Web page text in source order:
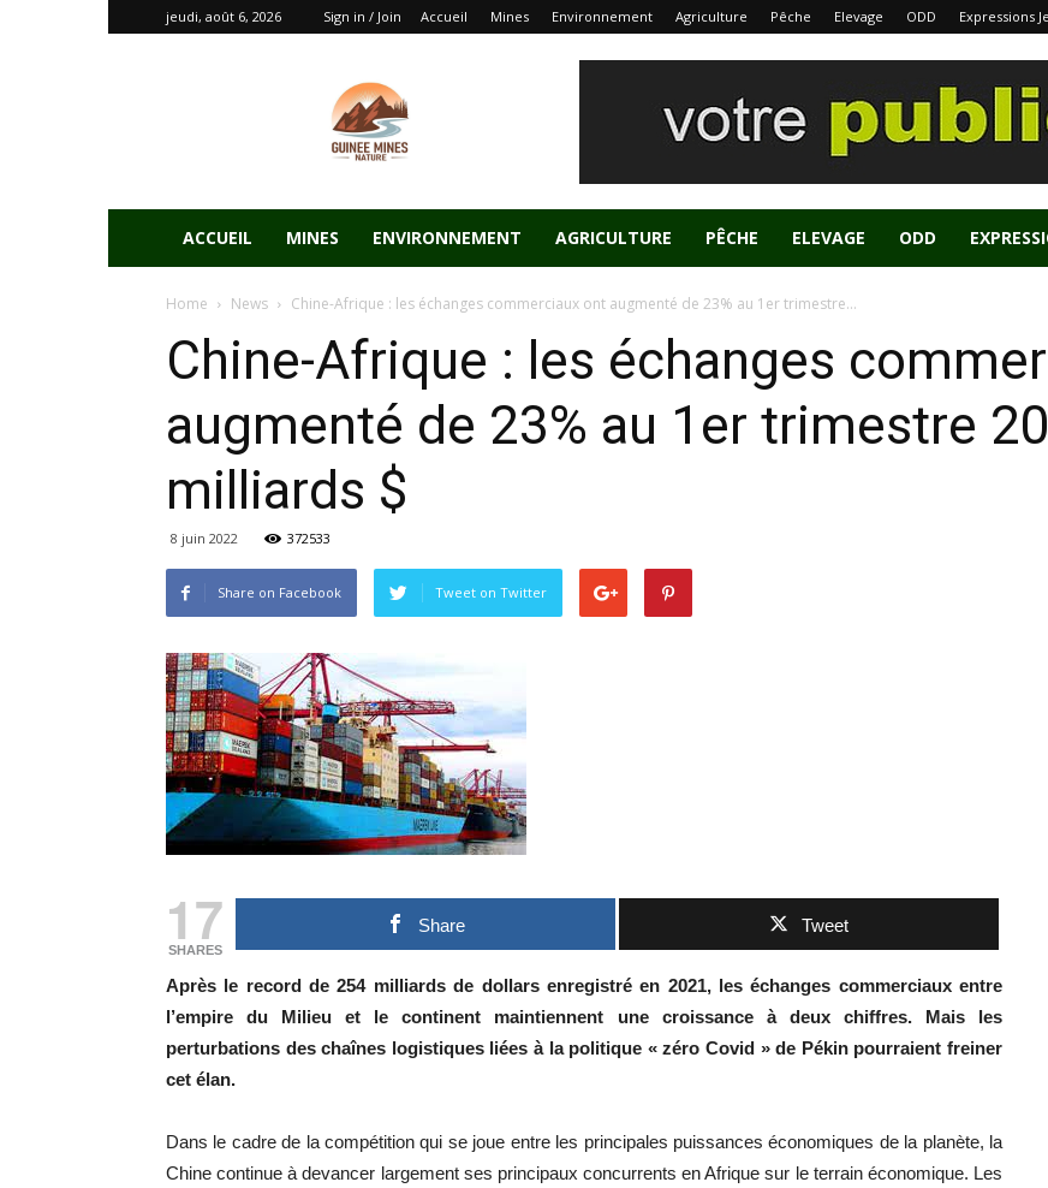
jeudi, août 6, 2026 Sign in / Join Accueil Mines Environnement Agriculture Pêche Elevage ODD Expressions
ACCUEIL MINES ENVIRONNEMENT AGRICULTURE PÊCHE ELEVAGE ODD
Home News Chine-Afrique : les échanges commerciaux ont augmenté de 23% au 1er trimestre...
Chine-Afrique : les échanges
augmenté de 23% au 1er trimestre
milliards $
8 juin 2022 372533
Share on Facebook Tweet on Twitter
17
SHARES
Share Tweet
Après le record de 254 milliards de dollars enregistré en 2021, les échanges commerciaux entre
l’empire du Milieu et le continent maintiennent une croissance à deux chiffres. Mais les
perturbations des chaînes logistiques liées à la politique « zéro Covid » de Pékin pourraient freiner
cet élan.
Dans le cadre de la compétition qui se joue entre les principales puissances économiques de la planète, la
Chine continue à devancer largement ses principaux concurrents en Afrique sur le terrain économique. Les